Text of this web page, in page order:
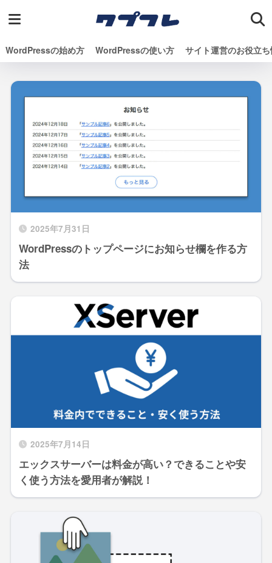
WordPressの始め方 WordPressの使い方 サイト運営のお役立
2025年7月31日
WordPressのトップページにお知らせ欄を作る方
法
2025年7月14日
エックスサーバーは料金が高い？できることや安
く使う方法を愛用者が解説！